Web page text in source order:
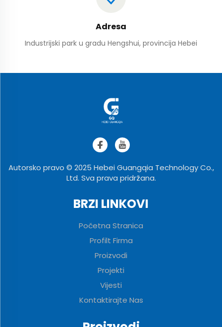
Adresa
Industrijski park u gradu Hengshui, provincija Hebei
Autorsko pravo © 2025 Hebei Guangqia Technology Co.,
Ltd. Sva prava pridržana.
BRZI LINKOVI
Početna Stranica
Profilt Firma
Proizvodi
Projekti
Vijesti
Kontaktirajte Nas